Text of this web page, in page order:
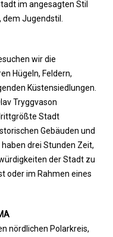
im angesagten Stil
Jugendstil.
wir die
Hügeln, Feldern,
Küstensiedlungen.
Tryggvason
Stadt
Gebäuden und
drei Stunden Zeit,
der Stadt zu
oder im Rahmen eines
nördlichen Polarkreis,